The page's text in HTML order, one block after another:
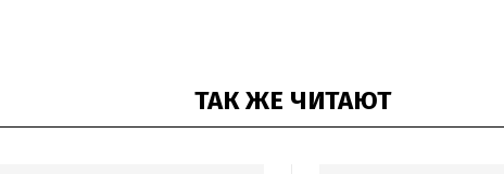
ТАК ЖЕ ЧИТАЮТ